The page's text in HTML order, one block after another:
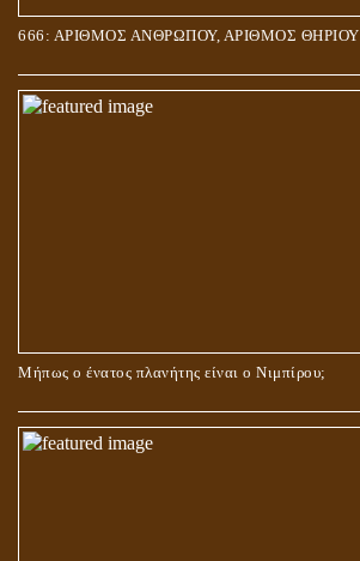
666: ΑΡΙΘΜΟΣ ΑΝΘΡΩΠΟΥ, ΑΡΙΘΜΟΣ ΘΗΡΙΟΥ
Μήπως ο ένατος πλανήτης είναι ο Νιμπίρου;